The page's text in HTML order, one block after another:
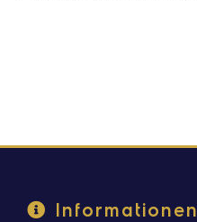
Informationen